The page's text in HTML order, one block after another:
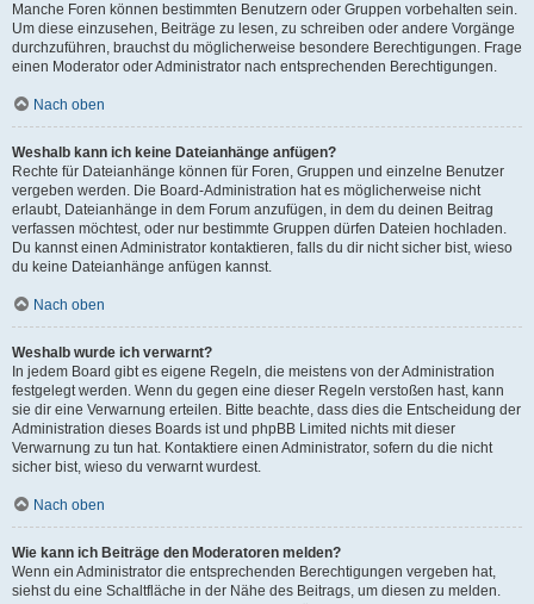
Manche Foren können bestimmten Benutzern oder Gruppen vorbehalten sein.
Um diese einzusehen, Beiträge zu lesen, zu schreiben oder andere Vorgänge
durchzuführen, brauchst du möglicherweise besondere Berechtigungen. Frage
einen Moderator oder Administrator nach entsprechenden Berechtigungen.
Nach oben
Weshalb kann ich keine Dateianhänge anfügen?
Rechte für Dateianhänge können für Foren, Gruppen und einzelne Benutzer
vergeben werden. Die Board-Administration hat es möglicherweise nicht
erlaubt, Dateianhänge in dem Forum anzufügen, in dem du deinen Beitrag
verfassen möchtest, oder nur bestimmte Gruppen dürfen Dateien hochladen.
Du kannst einen Administrator kontaktieren, falls du dir nicht sicher bist, wieso
du keine Dateianhänge anfügen kannst.
Nach oben
Weshalb wurde ich verwarnt?
In jedem Board gibt es eigene Regeln, die meistens von der Administration
festgelegt werden. Wenn du gegen eine dieser Regeln verstoßen hast, kann
sie dir eine Verwarnung erteilen. Bitte beachte, dass dies die Entscheidung der
Administration dieses Boards ist und phpBB Limited nichts mit dieser
Verwarnung zu tun hat. Kontaktiere einen Administrator, sofern du die nicht
sicher bist, wieso du verwarnt wurdest.
Nach oben
Wie kann ich Beiträge den Moderatoren melden?
Wenn ein Administrator die entsprechenden Berechtigungen vergeben hat,
siehst du eine Schaltfläche in der Nähe des Beitrags, um diesen zu melden.